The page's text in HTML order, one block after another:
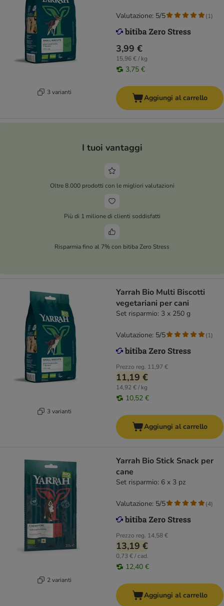
3 varianti
3,99 €
15,96 € / kg
3,75 €
Valutazione: 5/5 (1)
Aggiungi al carrello
I tuoi vantaggi
Oltre 8.000 prodotti con le migliori valutazioni
Più di 1 milione di clienti soddisfatti
Risparmia fino al 7% con bitiba Zero Stress
3 varianti
Yarrah Bio Multi Biscotti
vegetariani per cani
Set risparmio: 3 x 250 g
Prezzo reg. 11,97 €
11,19 €
14,92 € / kg
10,52 €
Valutazione: 5/5 (1)
Aggiungi al carrello
2 varianti
Yarrah Bio Stick Snack per
cane
Set risparmio: 6 x 3 pz
Prezzo reg. 14,58 €
13,19 €
0,73 € / cad.
12,40 €
Valutazione: 5/5 (4)
Aggiungi al carrello